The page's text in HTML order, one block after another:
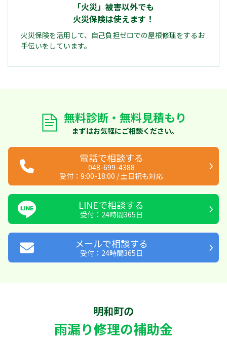
「火災」被害以外でも
火災保険は使えます！
火災保険を活用して、自己負担ゼロでの屋根修理をするお
手伝いをしています。
無料診断・無料見積もり
まずはお気軽にご相談ください。
電話で相談する
048-699-4388
受付：9:00-18:00 /土日祝も対応
LINEで相談する
受付：24時間365日
メールで相談する
受付：24時間365日
明和町の
雨漏り修理の補助金